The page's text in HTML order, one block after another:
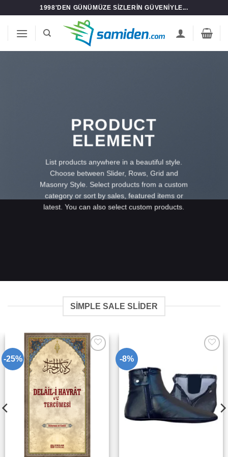
1998'DEN GÜNÜMÜZE SIZLERIN GÜVENIYLE...
PRODUCT
ELEMENT
List products anywhere in a beautiful style.
Choose between Slider, Rows, Grid and
Masonry Style. Select products from a custom
category or sort by sales, featured items or
latest. You can also select custom products.
SIMPLE SALE SLIDER
-25%
Add to
wishlist
-8%